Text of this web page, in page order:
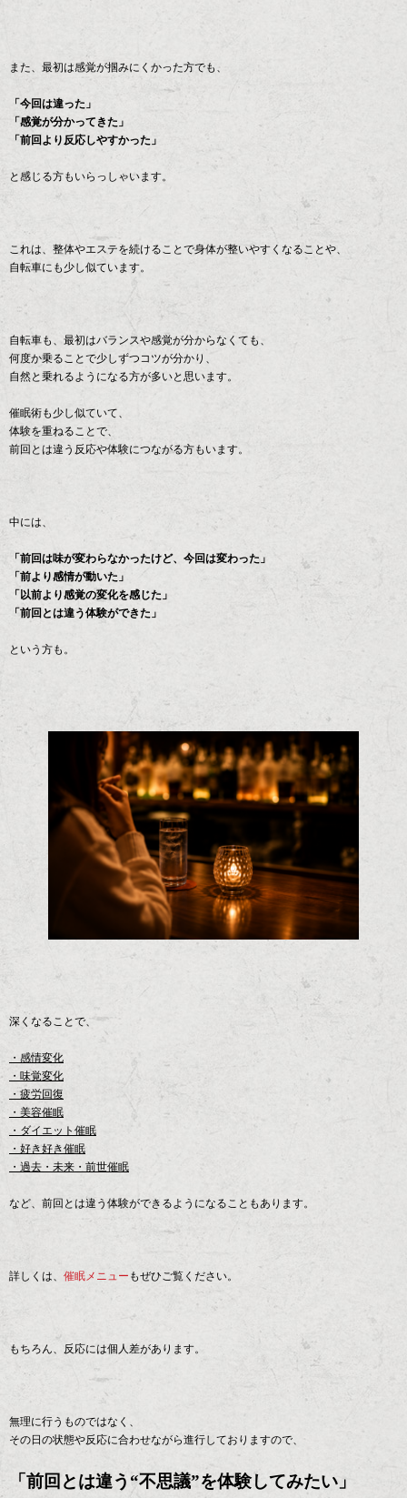
また、最初は感覚が掴みにくかった方でも、
「今回は違った」
「感覚が分かってきた」
「前回より反応しやすかった」
と感じる方もいらっしゃいます。
これは、整体やエステを続けることで身体が整いやすくなることや、
自転車にも少し似ています。
自転車も、最初はバランスや感覚が分からなくても、
何度か乗ることで少しずつコツが分かり、
自然と乗れるようになる方が多いと思います。
催眠術も少し似ていて、
体験を重ねることで、
前回とは違う反応や体験につながる方もいます。
中には、
「前回は味が変わらなかったけど、今回は変わった」
「前より感情が動いた」
「以前より感覚の変化を感じた」
「前回とは違う体験ができた」
という方も。
深くなることで、
・感情変化
・味覚変化
・疲労回復
・美容催眠
・ダイエット催眠
・好き好き催眠
・過去・未来・前世催眠
など、前回とは違う体験ができるようになることもあります。
詳しくは、 催眠メニュー もぜひご覧ください。
もちろん、反応には個人差があります。
無理に行うものではなく、
その日の状態や反応に合わせながら進行しておりますので、
「前回とは違う“不思議”を体験してみたい」